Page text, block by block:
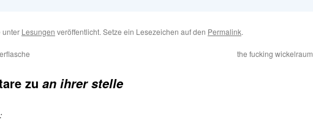
unter Lesungen veröffentlicht. Setze ein Lesezeichen auf den Permalink.
the fucking wickelraum
zu an ihrer stelle